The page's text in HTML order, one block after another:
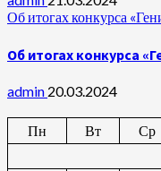
Об итогах конкурса
Об итогах конкурса
admin 20.03.2024
Пн
Вт Ср